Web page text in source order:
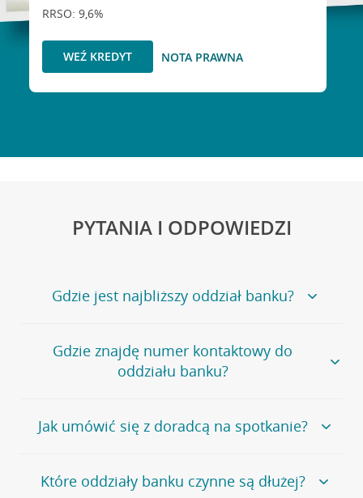
RRSO: 9,6%
WEŹ KREDYT NOTA PRAWNA
PYTANIA I ODPOWIEDZI
Gdzie jest najbliższy oddział banku?
Jeśli szukasz oddziału naszego banku, zapraszamy na
stronęPlacówki i bankomaty, na której znajduje się
wygodna wyszukiwarka.
oddziałów
Gdzie znajdę numer kontaktowy do
oddziału banku?
Bank Credit Agricole nie udostępnia ogólnego numeru
telefonu do placówki bankowej.
umówienia się z doradcą w placówce bankowej .
Jak umówić się z doradcą na spotkanie?
Jeśli jesteś już naszym
klientemmożeszsamodzielnieumówić się na spotkanie z
Które oddziały banku czynne są dłużej?